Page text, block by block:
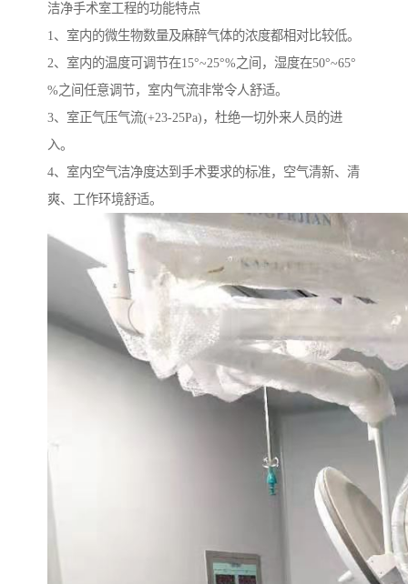
洁净手术室工程的功能特点
1、室内的微生物数量及麻醉气体的浓度都相对比较低。
2、室内的温度可调节在15°~25°%之间，湿度在50°~65°
%之间任意调节，室内气流非常令人舒适。
3、室正气压气流(+23-25Pa)，杜绝一切外来人员的进
入。
4、室内空气洁净度达到手术要求的标准，空气清新、清
爽、工作环境舒适。